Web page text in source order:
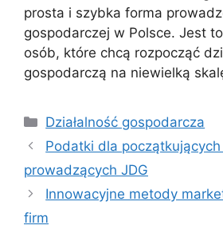
prosta i szybka forma
gospodarczej w Polsce. Jest
osób, które chcą rozpocząć
gospodarczą na niewielką
Kategorie
Działalność gospodarcza
Podatki dla
prowadzących JDG
Innowacyjne metody
firm